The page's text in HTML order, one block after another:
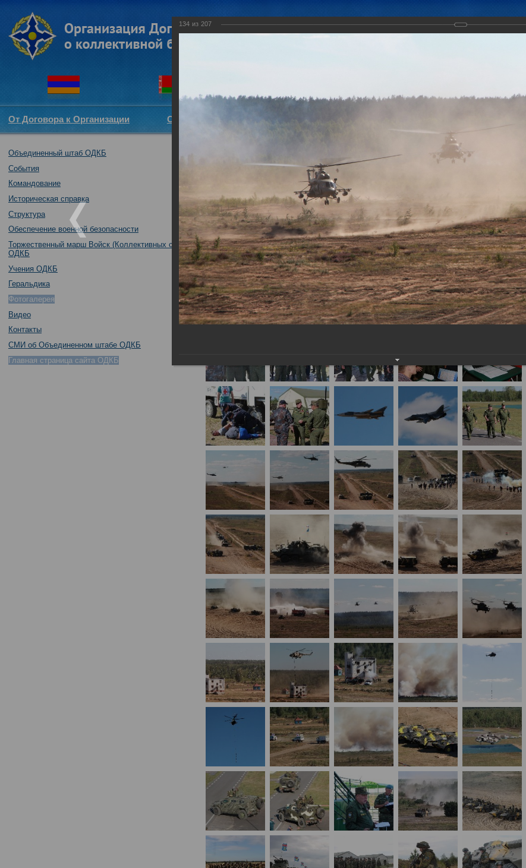
От Договора к Организации Структура ОДКБ
Объединенный штаб ОДКБ
События
Командование
Историческая справка
Структура
Обеспечение военной безопасности
Торжественный марш Войск (Коллективных сил)
ОДКБ
Учения ОДКБ
Геральдика
Фотогалерея
Видео
Контакты
СМИ об Объединенном штабе ОДКБ
Главная страница сайта ОДКБ
Совместное учение с Коллективными миротворческими силами ОДКБ "Нерушимое
братство-2016"
134 из 207